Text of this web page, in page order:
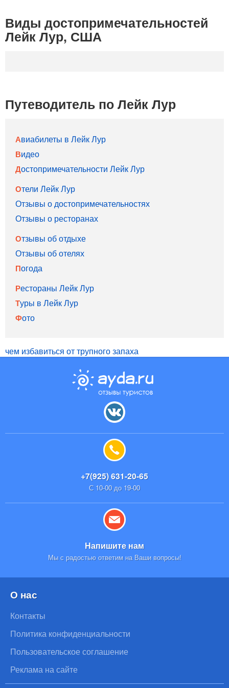
Виды достопримечательностей
Лейк Лур, США
Путеводитель по Лейк Лур
Авиабилеты в Лейк Лур
Видео
Достопримечательности Лейк Лур
Отели Лейк Лур
Отзывы о достопримечательностях
Отзывы о ресторанах
Отзывы об отдыхе
Отзывы об отелях
Погода
Рестораны Лейк Лур
Туры в Лейк Лур
Фото
чем избавиться от трупного запаха
+7(925) 631-20-65
С 10-00 до 19-00
Напишите нам
Мы с радостью ответим на Ваши вопросы!
О нас
Контакты
Политика конфиденциальности
Пользовательское соглашение
Реклама на сайте